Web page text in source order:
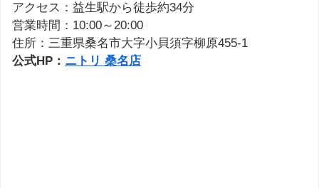
アクセス：益生駅から徒歩約34分
営業時間：10:00～20:00
住所：三重県桑名市大字小貝須字柳原455-1
公式HP： ニトリ 桑名店